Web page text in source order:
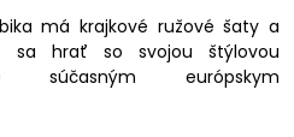
má krajkové ružové šaty a
hrať so svojou štýlovou
súčasným európskym